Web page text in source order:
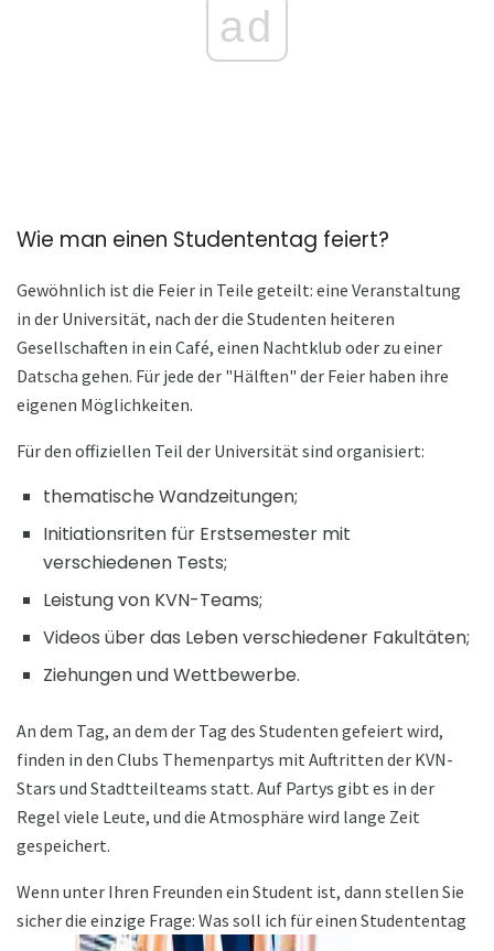
ad
Wie man einen Studententag feiert?
Gewöhnlich ist die Feier in Teile geteilt: eine Veranstaltung
in der Universität, nach der die Studenten heiteren
Gesellschaften in ein Café, einen Nachtklub oder zu einer
Datscha gehen. Für jede der "Hälften" der Feier haben ihre
eigenen Möglichkeiten.
Für den offiziellen Teil der Universität sind organisiert:
thematische Wandzeitungen;
Initiationsriten für Erstsemester mit
verschiedenen Tests;
Leistung von KVN-Teams;
Videos über das Leben verschiedener Fakultäten;
Ziehungen und Wettbewerbe.
An dem Tag, an dem der Tag des Studenten gefeiert wird,
finden in den Clubs Themenpartys mit Auftritten der KVN-
Stars und Stadtteilteams statt. Auf Partys gibt es in der
Regel viele Leute, und die Atmosphäre wird lange Zeit
gespeichert.
Wenn unter Ihren Freunden ein Student ist, dann stellen Sie
sicher die einzige Frage: Was soll ich für einen Studententag